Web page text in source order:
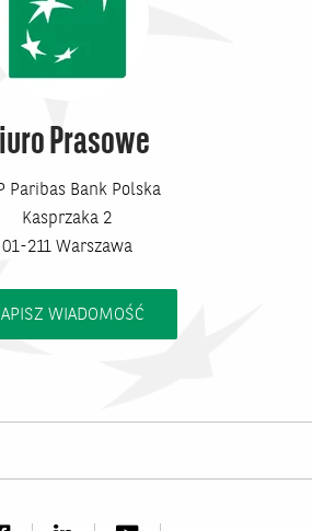
Prasowe
Paribas Bank Polska
Kasprzaka 2
01-211 Warszawa
WIADOMOŚĆ